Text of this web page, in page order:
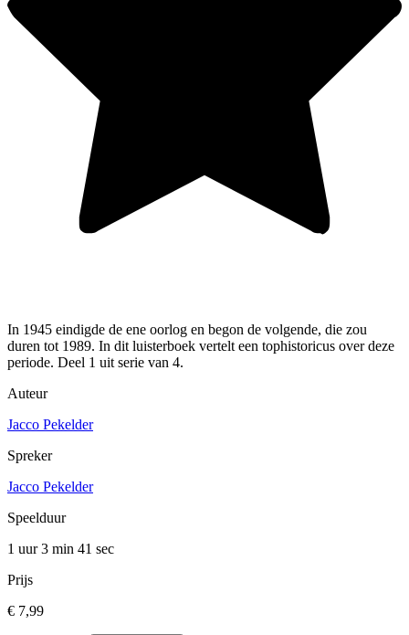
In 1945 eindigde de ene oorlog en begon de volgende, die zou
duren tot 1989. In dit luisterboek vertelt een tophistoricus over deze
periode. Deel 1 uit serie van 4.
Auteur
Jacco Pekelder
Spreker
Jacco Pekelder
Speelduur
1 uur 3 min 41 sec
Prijs
€ 7,99